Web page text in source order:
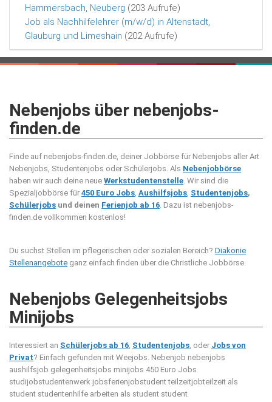
Hammersbach, Neuberg (203 Aufrufe)
Job als Nachhilfelehrer (m/w/d) in Altenstadt,
Glauburg und Limeshain (202 Aufrufe)
Nebenjobs über nebenjobs-
finden.de
Finde auf nebenjobs-finden.de, deiner Jobbörse für Nebenjobs aller Art
Nebenjobs, Studentenjobs oder Schülerjobs. Als Nebenjobbörse
haben wir auch deine neue Werkstudentenstelle . Wir sind die
Spezialjobbörse für 450 Euro Jobs Aushilfsjobs Studentenjobs,
Schülerjobs und deinen Ferienjob ab 16 . Dazu ist nebenjobs-
finden.de vollkommen kostenlos!
Du suchst Stellen im pflegerischen oder sozialen Bereich? Diakonie
Stellenangebote ganz einfach finden über die Christliche Jobbörse.
Nebenjobs Gelegenheitsjobs
Minijobs
Interessiert an Schülerjobs ab 16, Studentenjobs, oder Jobs von
Privat? Einfach gefunden mit Weejobs. Nebenjob nebenjobs
aushilfsjob gelegenheitsjobs minijobs 450 Euro Jobs
studijobstudentenwerk jobsferienjobstudent teilzeitjobteilzeit als
student studentenhilfe arbeiten als student student